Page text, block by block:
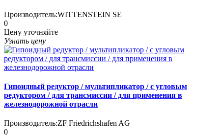
Производитель:WITTENSTEIN SE
0
Цену уточняйте
Узнать цену
Гипоидный редуктор / мультипликатор / с угловым
редуктором / для трансмиссии / для применения в
железнодорожной отрасли
Производитель:ZF Friedrichshafen AG
0